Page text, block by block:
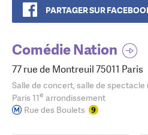
PARTAGER SUR
Comédie Nation
77 rue de Montreuil 75011 Paris
Salle de concert, salle de spectacle
Paris 11e arrondissement
Rue des Boulets